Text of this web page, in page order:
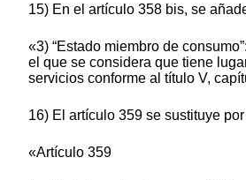
15) En el artículo 358 bis, se
«3) “Estado miembro de
el que se considera que tiene
servicios conforme al título V,
16) El artículo 359 se sustituye
«Artículo 359